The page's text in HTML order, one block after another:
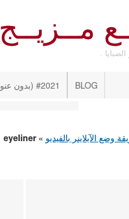
مــزيــج
.
#2021 (بدون عنوان) BLOG
وضع الآيلاينر بالفيديو »
eyeliner